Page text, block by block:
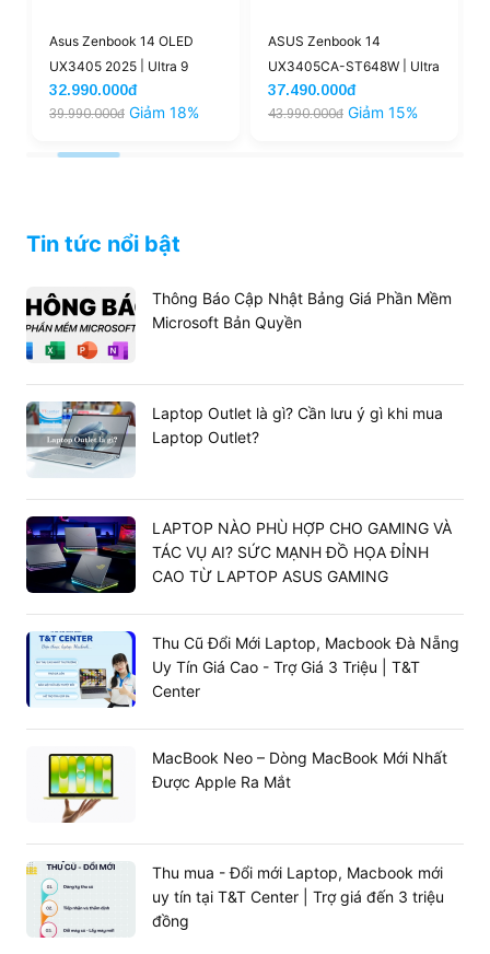
ổn định
Dù sở hữu cấu hình mạnh mẽ,
UM3406GA-QD075WS
tượng chỉ 1.2 kg. Đây là một trong những chiếc laptop 14
inch nhẹ nhất thị trường, giúp bạn dễ dàng mang theo
trong mọi chuyến công tác.
Máy được trang bị viên pin lớn 75WHrs (4-cell Li-ion),
cung cấp thời gian sử dụng liên tục nhiều giờ liền, đáp
Asus Zenbook 14 OLED
UX3405 2025 | Ultra 9
285H RAM 32GB SSD 1TB
14'' 3K OLED (New)
32.990.000đ
39.990.000đ Giảm 18%
ASUS Zenbook 14
UX3405CA-ST648W | Ultra
9 285H 32GB 1TB Intel®
Arc™ Graphics 14'' 3K OLED
37.490.000đ
43.990.000đ Giảm 15%
Tin tức nổi bật
Thông Báo Cập Nhật Bảng Giá Phần Mềm
Microsoft Bản Quyền
Laptop Outlet là gì? Cần lưu ý gì khi mua
Laptop Outlet?
LAPTOP NÀO PHÙ HỢP CHO GAMING VÀ
TÁC VỤ AI? SỨC MẠNH ĐỒ HỌA ĐỈNH
CAO TỪ LAPTOP ASUS GAMING
Thu Cũ Đổi Mới Laptop, Macbook Đà Nẵng
Uy Tín Giá Cao - Trợ Giá 3 Triệu | T&T
Center
MacBook Neo – Dòng MacBook Mới Nhất
Được Apple Ra Mắt
Thu mua - Đổi mới Laptop, Macbook mới
uy tín tại T&T Center | Trợ giá đến 3 triệu
đồng